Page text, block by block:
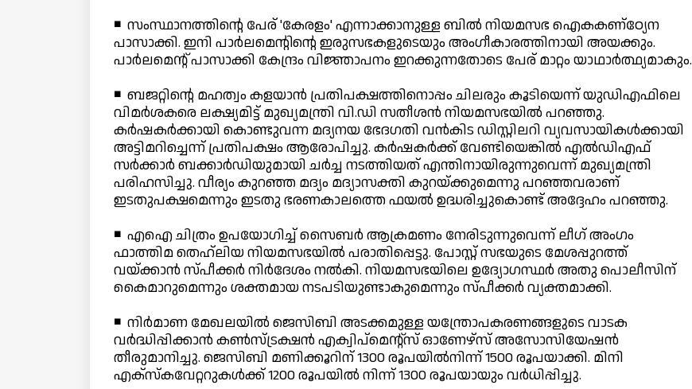
◾ സംസ്ഥാനത്തിന്റെ പേര് 'കേരളം' എന്നാക്കാനുള്ള ബില്‍ നിയമസഭ ഐകകണ്ഠ്യേന
പാസാക്കി. ഇനി പാര്‍ലമെന്റിന്റെ ഇരുസഭകളുടെയും അംഗീകാരത്തിനായി അയക്കും.
പാര്‍ലമെന്റ് പാസാക്കി കേന്ദ്രം വിജ്ഞാപനം ഇറക്കുന്നതോടെ പേര് മാറ്റം യാഥാര്‍ത്ഥ്യമാകും.
◾ ബജറ്റിന്റെ മഹത്വം കളയാന്‍ പ്രതിപക്ഷത്തിനൊപ്പം ചിലരും കൂടിയെന്ന് യുഡിഎഫിലെ
വിമര്‍ശകരെ ലക്ഷ്യമിട്ട് മുഖ്യമന്ത്രി വി.ഡി സതീശന്‍ നിയമസഭയില്‍ പറഞ്ഞു.
കര്‍ഷകര്‍ക്കായി കൊണ്ടുവന്ന മദ്യനയ ഭേദഗതി വന്‍കിട ഡിസ്റ്റിലറി വ്യവസായികള്‍ക്കായി
അട്ടിമറിച്ചെന്ന് പ്രതിപക്ഷം ആരോപിച്ചു. കര്‍ഷകര്‍ക്ക് വേണ്ടിയെങ്കില്‍ എല്‍ഡിഎഫ്
സര്‍ക്കാര്‍ ബക്കാര്‍ഡിയുമായി ചര്‍ച്ച നടത്തിയത് എന്തിനായിരുന്നുവെന്ന് മുഖ്യമന്ത്രി
പരിഹസിച്ചു. വീര്യം കുറഞ്ഞ മദ്യം മദ്യാസക്തി കുറയ്ക്കുമെന്നു പറഞ്ഞവരാണ്
ഇടതുപക്ഷമെന്നും ഇടതു ഭരണകാലത്തെ ഫയല്‍ ഉദ്ധരിച്ചുകൊണ്ട് അദ്ദേഹം പറഞ്ഞു.
◾ എഐ ചിത്രം ഉപയോഗിച്ച് സൈബര്‍ ആക്രമണം നേരിടുന്നുവെന്ന് ലീഗ് അംഗം
ഫാത്തിമ തെഹ്ലിയ നിയമസഭയില്‍ പരാതിപ്പെട്ടു. പോസ്റ്റ് സഭയുടെ മേശപ്പുറത്ത്
വയ്ക്കാന്‍ സ്പീക്കര്‍ നിര്‍ദേശം നല്‍കി. നിയമസഭയിലെ ഉദ്യോഗസ്ഥര്‍ അതു പൊലീസിന്
കൈമാറുമെന്നും ശക്തമായ നടപടിയുണ്ടാകുമെന്നും സ്പീക്കര്‍ വ്യക്തമാക്കി.
◾ നിര്‍മാണ മേഖലയില്‍ ജെസിബി അടക്കമുള്ള യന്ത്രോപകരണങ്ങളുടെ വാടക
വര്‍ദ്ധിപ്പിക്കാന്‍ കണ്‍സ്ട്രക്ഷന്‍ എക്വിപ്‌മെന്റ്‌സ് ഓണേഴ്സ് അസോസിയേഷന്‍
തീരുമാനിച്ചു. ജെസിബി മണിക്കൂറിന് 1300 രൂപയില്‍നിന്ന് 1500 രൂപയാക്കി. മിനി
എക്‌സ്‌കവേറ്ററുകള്‍ക്ക് 1200 രൂപയില്‍ നിന്ന് 1300 രൂപയായും വര്‍ധിപ്പിച്ചു.